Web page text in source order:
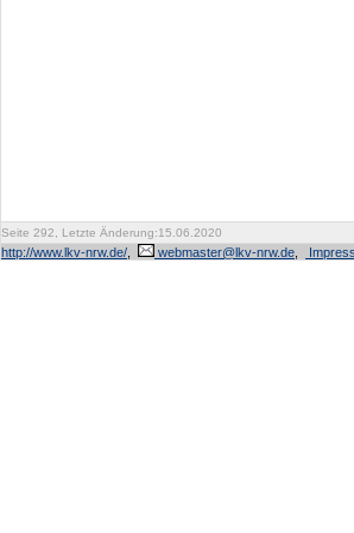
Seite 292, Letzte Änderung:15.06.2020
http://www.lkv-nrw.de/
webmaster@lkv-nrw.de